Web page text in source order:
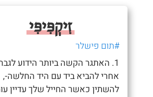
זִיקְפִּיפִּי
#תום פישלר
1. האתגר הקשה ביותר הידוע
אחרי להביא ביד עם היד החלשה-,
להשתין כאשר החייל שלך עדיין